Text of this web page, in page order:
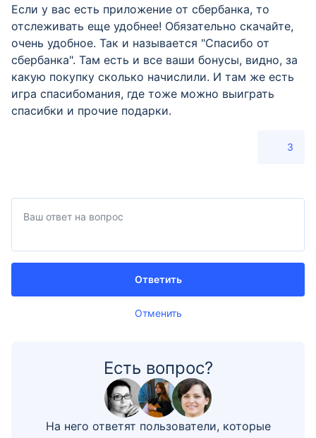
Если у вас есть приложение от сбербанка, то
отслеживать еще удобнее! Обязательно скачайте,
очень удобное. Так и называется "Спасибо от
сбербанка". Там есть и все ваши бонусы, видно, за
какую покупку сколько начислили. И там же есть
игра спасибомания, где тоже можно выиграть
спасибки и прочие подарки.
3
Отменить
Ответить
Есть вопрос?
На него ответят пользователи, которые